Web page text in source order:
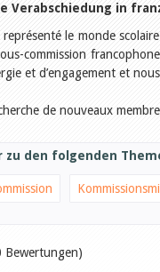
Verabschiedung in
le monde
commission
et d’engagement et
de nouveaux
zu den folgenden
Bewertungen)